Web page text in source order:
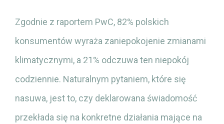
Zgodnie z raportem PwC, 82% polskich
konsumentów wyraża zaniepokojenie zmianami
klimatycznymi, a 21% odczuwa ten niepokój
codziennie. Naturalnym pytaniem, które się
nasuwa, jest to, czy deklarowana świadomość
przekłada się na konkretne działania mające na